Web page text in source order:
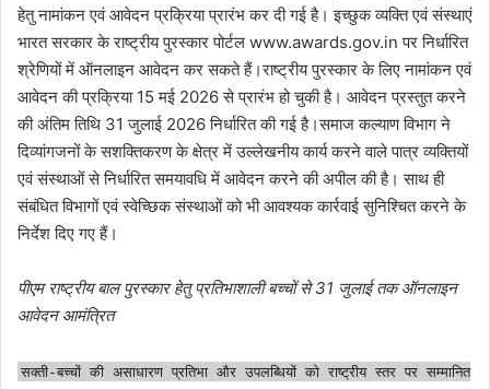
हेतु नामांकन एवं आवेदन प्रक्रिया प्रारंभ कर दी गई है। इच्छुक व्यक्ति एवं संस्थाएं
भारत सरकार के राष्ट्रीय पुरस्कार पोर्टल www.awards.gov.in⁠ पर निर्धारित
श्रेणियों में ऑनलाइन आवेदन कर सकते हैं।राष्ट्रीय पुरस्कार के लिए नामांकन एवं
आवेदन की प्रक्रिया 15 मई 2026 से प्रारंभ हो चुकी है। आवेदन प्रस्तुत करने
की अंतिम तिथि 31 जुलाई 2026 निर्धारित की गई है।समाज कल्याण विभाग ने
दिव्यांगजनों के सशक्तिकरण के क्षेत्र में उल्लेखनीय कार्य करने वाले पात्र व्यक्तियों
एवं संस्थाओं से निर्धारित समयावधि में आवेदन करने की अपील की है। साथ ही
संबंधित विभागों एवं स्वेच्छिक संस्थाओं को भी आवश्यक कार्रवाई सुनिश्चित करने के
निर्देश दिए गए हैं।
पीएम राष्ट्रीय बाल पुरस्कार हेतु प्रतिभाशाली बच्चों से 31 जुलाई तक ऑनलाइन
आवेदन आमंत्रित
सक्ती-बच्चों की असाधारण प्रतिभा और उपलब्धियों को राष्ट्रीय स्तर पर सम्मानित